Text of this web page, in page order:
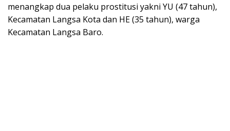
menangkap dua pelaku prostitusi yakni YU (47 tahun),
Kecamatan Langsa Kota dan HE (35 tahun), warga
Kecamatan Langsa Baro.